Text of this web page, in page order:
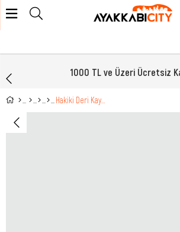
1000 TL ve Üzeri Ücretsiz